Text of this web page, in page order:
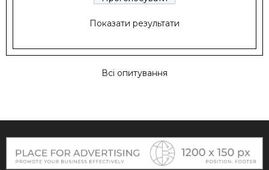
Показати результати
Всі опитування